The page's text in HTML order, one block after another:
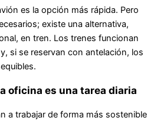
es la opción más rápida. Pero
existe una alternativa,
en tren. Los trenes funcionan
si se reservan con antelación, los
oficina es una tarea diaria
a trabajar de forma más sostenible